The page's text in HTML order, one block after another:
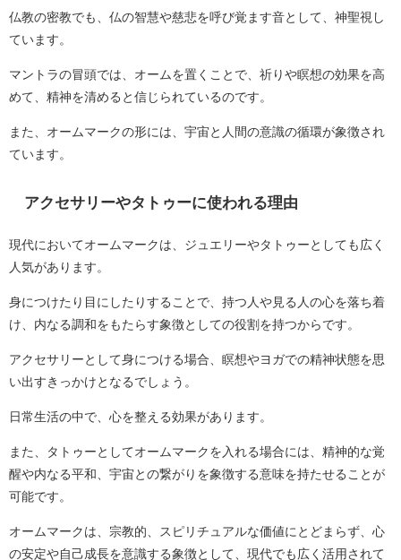
仏教の密教でも、仏の智慧や慈悲を呼び覚ます音として、神聖視し
ています。
マントラの冒頭では、オームを置くことで、祈りや瞑想の効果を高
めて、精神を清めると信じられているのです。
また、オームマークの形には、宇宙と人間の意識の循環が象徴され
ています。
アクセサリーやタトゥーに使われる理由
現代においてオームマークは、ジュエリーやタトゥーとしても広く
人気があります。
身につけたり目にしたりすることで、持つ人や見る人の心を落ち着
け、内なる調和をもたらす象徴としての役割を持つからです。
アクセサリーとして身につける場合、瞑想やヨガでの精神状態を思
い出すきっかけとなるでしょう。
日常生活の中で、心を整える効果があります。
また、タトゥーとしてオームマークを入れる場合には、精神的な覚
醒や内なる平和、宇宙との繋がりを象徴する意味を持たせることが
可能です。
オームマークは、宗教的、スピリチュアルな価値にとどまらず、心
の安定や自己成長を意識する象徴として、現代でも広く活用されて